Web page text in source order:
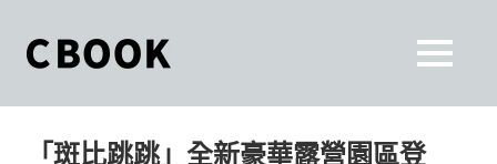
content
和
World.」
MENU
「斑比跳跳」全新豪華露營園區登